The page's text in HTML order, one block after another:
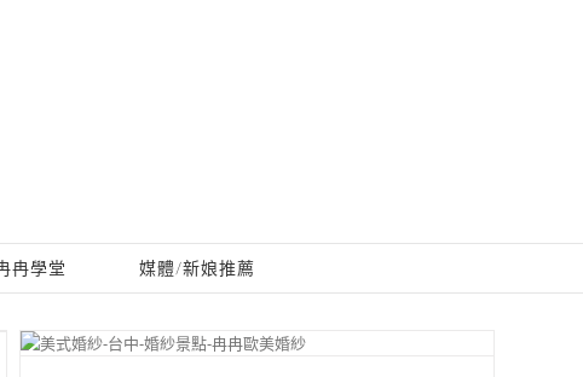
冉學堂 媒體/新娘推薦